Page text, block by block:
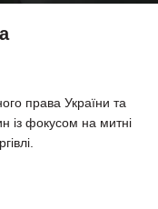
права України та
із фокусом на митні